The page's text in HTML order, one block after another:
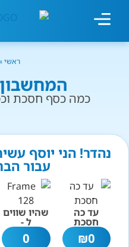
ראשי
כמה כסף חסכת
נהדר! הני יוסף
עבור
עד כה
חסכת
0
₪
שהיו שווים
ל -
0